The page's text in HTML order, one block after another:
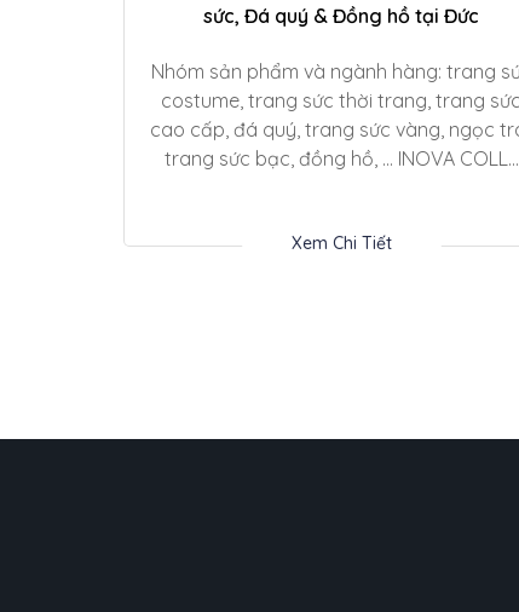
sức, Đá quý & Đồng hồ tại Đức
Nhóm sản phẩm và ngành hàng: trang
costume, trang sức thời trang, trang sức
cao cấp, đá quý, trang sức vàng, ngọc
trang sức bạc, đồng hồ, … INOVA COLL...
Xem Chi Tiết